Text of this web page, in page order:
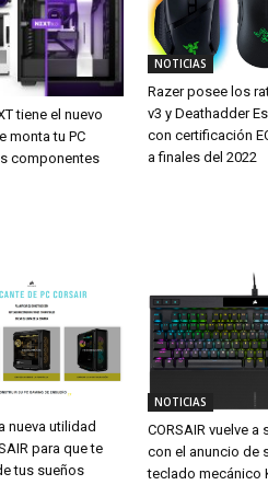
tiene el nuevo
monta tu PC
componentes
NOTICIAS
Razer posee los
v3 y Deathadder
con certificación
a finales del 2022
nueva utilidad
para que te
tus sueños
NOTICIAS
CORSAIR vuelve a
con el anuncio de
teclado mecánico